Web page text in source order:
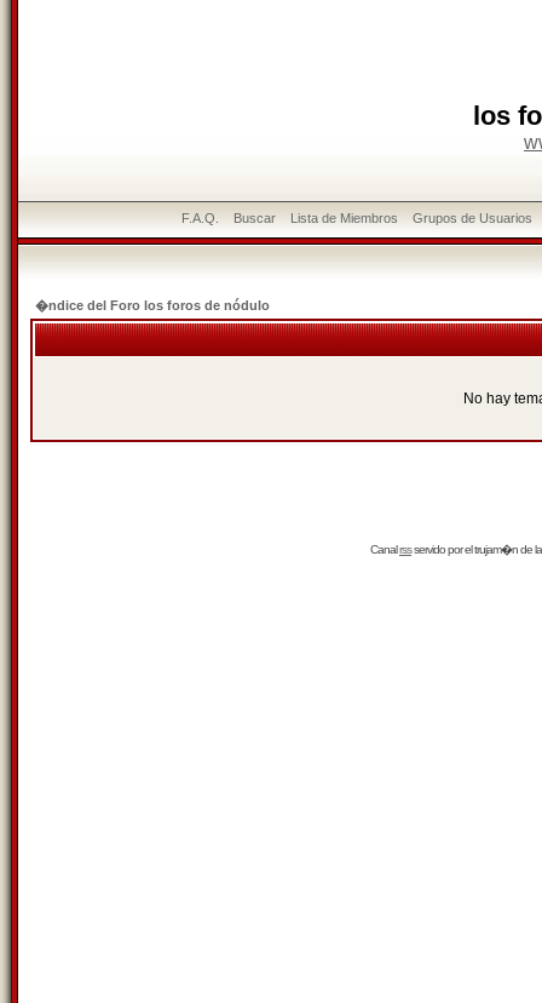
los
F.A.Q. Buscar Lista de Miembros Grupos de Usuarios
�ndice del Foro los foros de nódulo
No hay
Canalrssservido por eltrujam�nde